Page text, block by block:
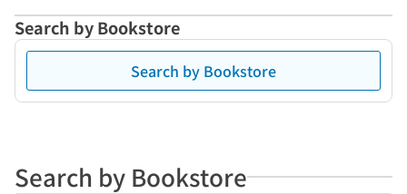
Search by Bookstore
Search by Bookstore
Search by Bookstore